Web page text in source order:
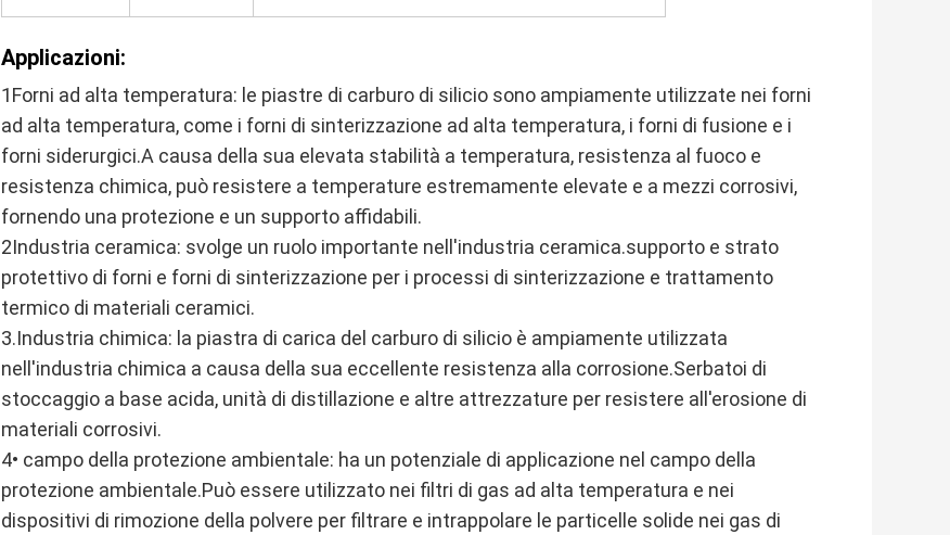
Applicazioni:
1Forni ad alta temperatura: le piastre di carburo di silicio sono ampiamente utilizzate nei forni
ad alta temperatura, come i forni di sinterizzazione ad alta temperatura, i forni di fusione e i
forni siderurgici.A causa della sua elevata stabilità a temperatura, resistenza al fuoco e
resistenza chimica, può resistere a temperature estremamente elevate e a mezzi corrosivi,
fornendo una protezione e un supporto affidabili.
2Industria ceramica: svolge un ruolo importante nell'industria ceramica.supporto e strato
protettivo di forni e forni di sinterizzazione per i processi di sinterizzazione e trattamento
termico di materiali ceramici.
3.Industria chimica: la piastra di carica del carburo di silicio è ampiamente utilizzata
nell'industria chimica a causa della sua eccellente resistenza alla corrosione.Serbatoi di
stoccaggio a base acida, unità di distillazione e altre attrezzature per resistere all'erosione di
materiali corrosivi.
4• campo della protezione ambientale: ha un potenziale di applicazione nel campo della
protezione ambientale.Può essere utilizzato nei filtri di gas ad alta temperatura e nei
dispositivi di rimozione della polvere per filtrare e intrappolare le particelle solide nei gas di